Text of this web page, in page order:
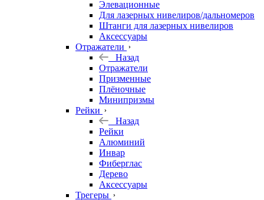
Элевационные
Для лазерных нивелиров/дальномеров
Штанги для лазерных нивелиров
Аксессуары
Отражатели
Назад
Отражатели
Призменные
Плёночные
Минипризмы
Рейки
Назад
Рейки
Алюминий
Инвар
Фиберглас
Дерево
Аксессуары
Трегеры